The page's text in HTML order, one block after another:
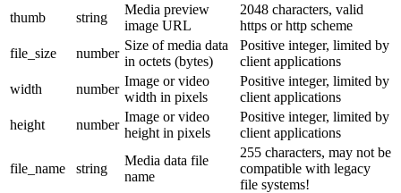
thumb
string
Media preview
image URL
2048 characters, valid
https or http scheme
file_size
number
Size of media data
in octets (bytes)
Positive integer, limited by
client applications
width
number
Image or video
width in pixels
Positive integer, limited by
client applications
height
number
Image or video
height in pixels
Positive integer, limited by
client applications
file_name string
Media data file
name
255 characters, may not be
compatible with legacy
file systems!